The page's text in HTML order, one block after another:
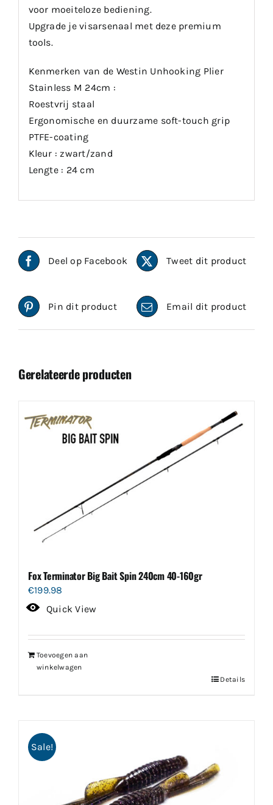
voor moeiteloze bediening.
Upgrade je visarsenaal met deze premium
tools.
Kenmerken van de Westin Unhooking Plier
Stainless M 24cm :
Roestvrij staal
Ergonomische en duurzame soft-touch grip
PTFE-coating
Kleur : zwart/zand
Lengte : 24 cm
Deel op Facebook Tweet dit product
Pin dit product Email dit product
Gerelateerde producten
Fox Terminator Big Bait Spin 240cm 40-160gr
€199.98
Quick View
Toevoegen aan
winkelwagen
Details
Sale!